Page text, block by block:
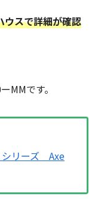
スで詳細が確認
MMです。
シリーズ Axe